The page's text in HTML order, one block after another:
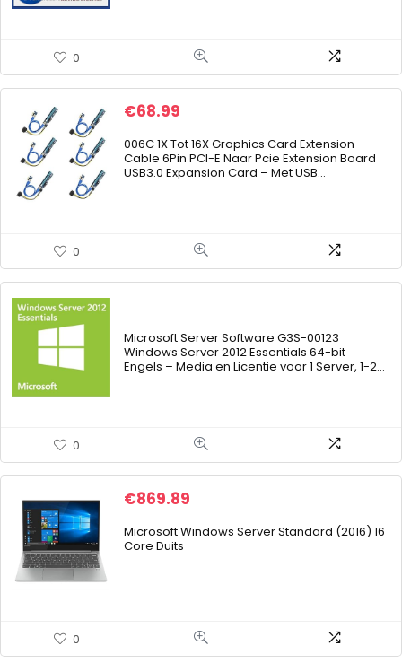
0
€68.99
006C 1X Tot 16X Graphics Card Extension
Cable 6Pin PCI-E Naar Pcie Extension Board
USB3.0 Expansion Card – Met USB…
0
Microsoft Server Software G3S-00123
Windows Server 2012 Essentials 64-bit
Engels – Media en Licentie voor 1 Server, 1-2…
0
€869.89
Microsoft Windows Server Standard (2016) 16
Core Duits
0